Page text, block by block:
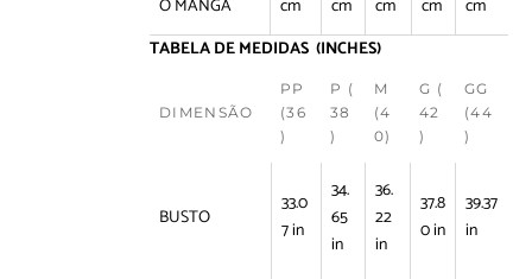
O MANGA
cm
cm
cm
cm
cm
TABELA DE MEDIDAS (INCHES)
DIMENSÃO
PP
(36
)
P (
38
)
M
(4
0)
G (
42
)
GG
(44
)
BUSTO
33.0
7 in
34.
65
in
36.
22
in
37.8
0 in
39.37
in